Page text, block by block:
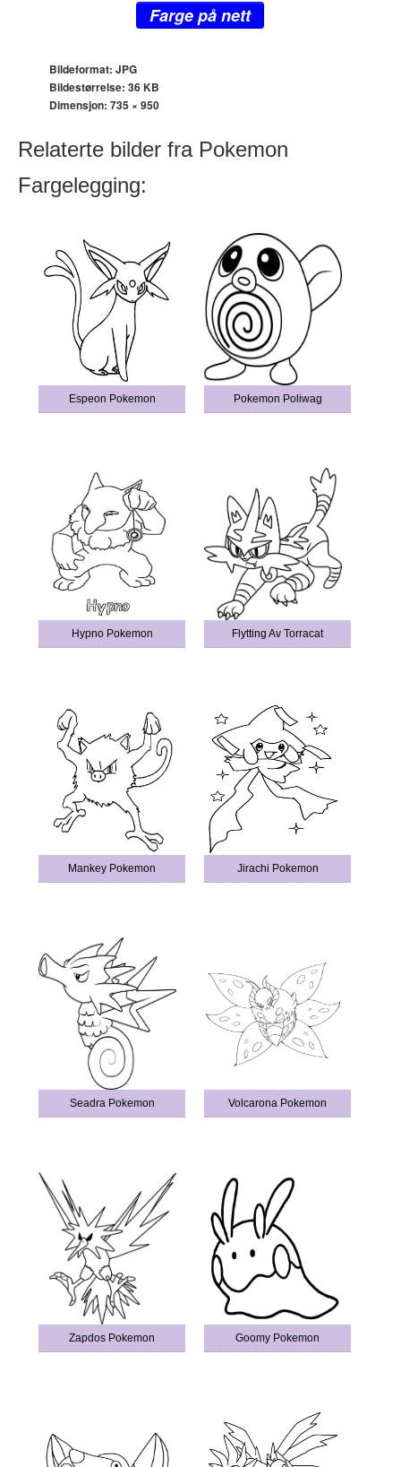
Farge på nett
Bildeformat: JPG
Bildestørrelse: 36 KB
Dimensjon: 735 × 950
Relaterte bilder fra Pokemon
Fargelegging:
Espeon Pokemon Pokemon Poliwag
Hypno Pokemon Flytting Av Torracat
Mankey Pokemon Jirachi Pokemon
Seadra Pokemon Volcarona Pokemon
Zapdos Pokemon Goomy Pokemon